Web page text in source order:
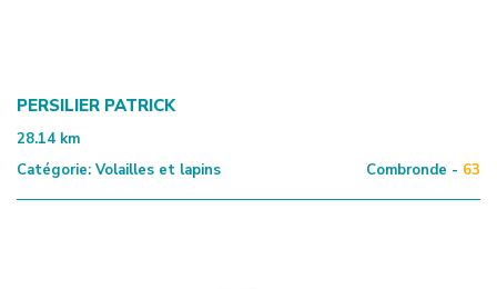
PERSILIER PATRICK
28.14 km
Catégorie: Volailles et lapins Combronde - 63